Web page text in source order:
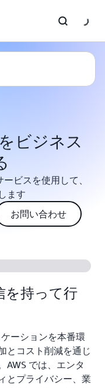
ビジネス
ビスを使用して、
ます
お問い合わせ
を持って行
ーションを本番環
とコスト削減を通じ
AWS では、エンタ
とプライバシー、業